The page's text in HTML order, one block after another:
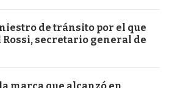
de tránsito por el que
secretario general de